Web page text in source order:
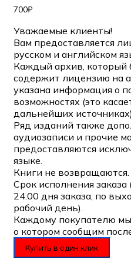
700₽
Уважаемые клиенты!
Вам предоставляется
русском и английском
Каждый архив, который
содержит лицензию на
указана информация о
возможностях (это
дальнейших
Ряд изданий также
аудиозаписи и прочие
предоставляются
языке.
Книги не возвращаются.
Срок исполнения
24.00 дня заказа, по
рабочий день).
Каждому покупателю
о котором сообщим
Купить в один клик